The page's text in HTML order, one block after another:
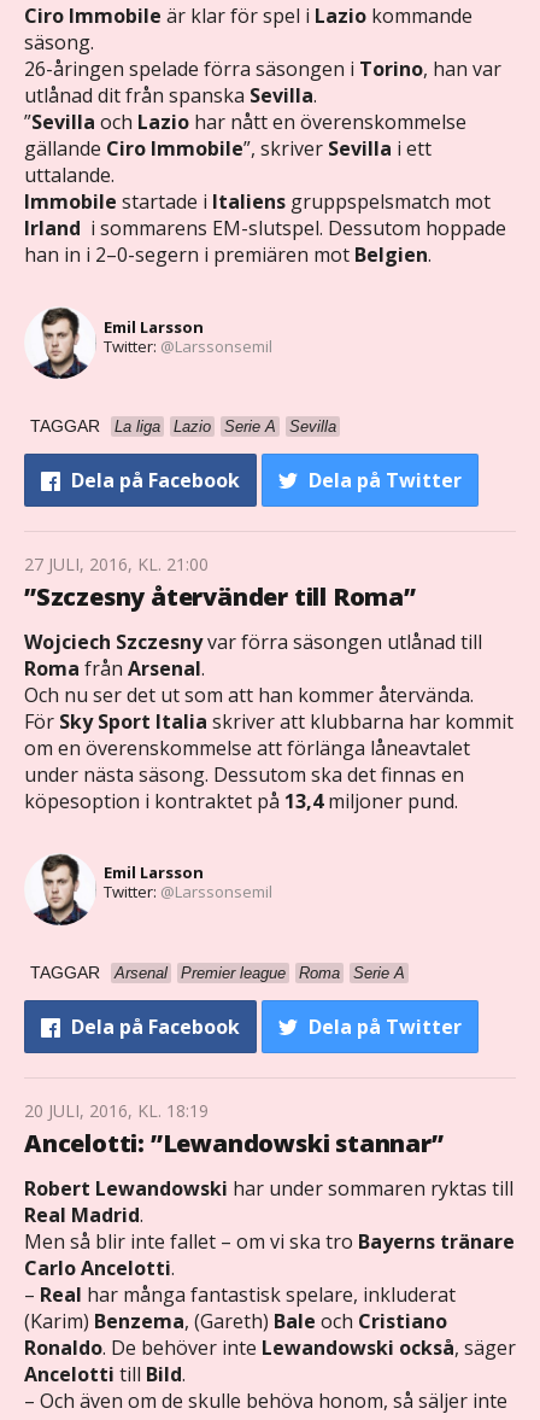
Ciro Immobile är klar för spel i Lazio kommande
säsong.
26-åringen spelade förra säsongen i Torino, han var
utlånad dit från spanska Sevilla.
”Sevilla och Lazio har nått en överenskommelse
gällande Ciro Immobile”, skriver Sevilla i ett
uttalande.
Immobile startade i Italiens gruppspelsmatch mot
Irland i sommarens EM-slutspel. Dessutom hoppade
han in i 2–0-segern i premiären mot Belgien.
Emil Larsson
Twitter: @Larssonsemil
TAGGAR La liga Lazio Serie A Sevilla
Dela på Facebook Dela på Twitter
27 JULI, 2016, KL. 21:00
”Szczesny återvänder till Roma”
Wojciech Szczesnyvar förra säsongen utlånad till
Roma från Arsenal.
Och nu ser det ut som att han kommer återvända.
För Sky Sport Italia skriver att klubbarna har kommit
om en överenskommelse att förlänga låneavtalet
under nästa säsong. Dessutom ska det finnas en
köpesoption i kontraktet på 13,4miljoner pund.
Emil Larsson
Twitter: @Larssonsemil
TAGGAR Arsenal Premier league Roma Serie A
Dela på Facebook Dela på Twitter
20 JULI, 2016, KL. 18:19
Ancelotti: ”Lewandowski stannar”
Robert Lewandowski har under sommaren ryktas till
Real Madrid.
Men så blir inte fallet – om vi ska tro Bayerns tränare
Carlo Ancelotti.
– Real har många fantastisk spelare, inkluderat
(Karim) Benzema, (Gareth) Bale och Cristiano
Ronaldo. De behöver inte Lewandowski också, säger
Ancelotti till Bild.
– Och även om de skulle behöva honom, så säljer inte